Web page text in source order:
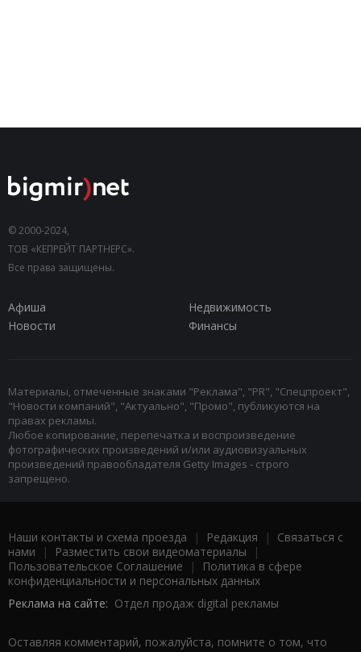
© 2000-2024,
ТОВ «КЕПРЕЙТ ПАРТНЕРС».
Все права защищены.
Афиша
Недвижимость
Новости
Финансы
Материалы, отмеченные знаками "Реклама", "PR", "Спецпроект",
"Новости компаний", "Актуально", "Промо", публикуются на
правах рекламы.
Любое копирование, перепечатка и воспроизведение
фотографических произведений и/или аудиовизуальных
произведений правообладателя Getty Images - строго
запрещено.
Наши контакты и схема проезда | Редакция | Связаться с
нами | Разместить свои видеоматериалы |
Пользовательское Соглашение |
Политика в сфере
конфиденциальности и персональных данных
Реклама на сайте: Отдел продаж digital рекламы
Оставляя комментарий, пожалуйста, помните о том, что